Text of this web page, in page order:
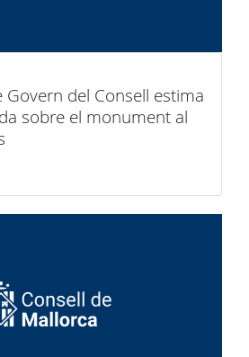
Govern del Consell estima
sobre el monument al